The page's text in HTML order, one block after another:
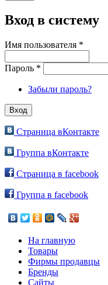
Вход в систему
Имя пользователя *
Пароль *
Забыли пароль?
Страница вКонтакте
Группа вКонтакте
Страница в facebook
Группа в facebook
На главную
Товары
Фирмы продавцы
Бренды
Сайты